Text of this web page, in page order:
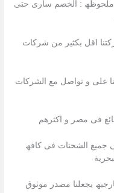
الجدد ملحوظھ : الخصم سارى حتى
اقل بكثیر من شركات
على و تواصل مع الشركات
فى مصر و اكثرھم
جمیع الشحنات فى كافھ
یجعلنا مصدر موثوق